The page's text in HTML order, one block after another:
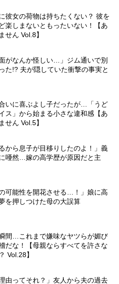
彼女の荷物は持ちたくない？ 彼を
楽しまないともったいない！【あ
せん Vol.8】
がなんか怪しい…」ジム通いで別
た!? 夫が隠していた衝撃の事実と
いに喜ぶよし子だったが…「うど
ス」から始まる小さな違和感【あ
せん Vol.5】
から息子が目移りしたのよ！」義
唖然…嫁の高学歴が原因だと主
可能性を開花させる…！」娘に高
を押しつけた母の大誤算
間…これまで嫌味なヤツらが媚び
だな！【母親ならすべてを許さな
Vol.28】
由ってそれ？」友人から夫の過去